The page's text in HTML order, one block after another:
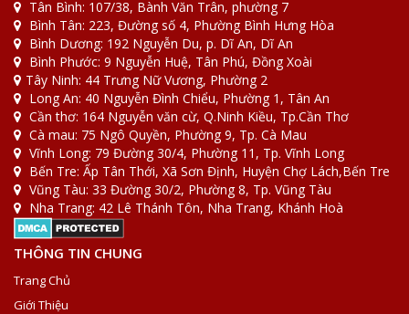
Tân Bình: 107/38, Bành Văn Trân, phường 7
Bình Tân: 223, Đường số 4, Phường Bình Hưng Hòa
Bình Dương: 192 Nguyễn Du, p. Dĩ An, Dĩ An
Bình Phước: 9 Nguyễn Huệ, Tân Phú, Đồng Xoài
Tây Ninh: 44 Trưng Nữ Vương, Phường 2
Long An: 40 Nguyễn Đình Chiểu, Phường 1, Tân An
Cần thơ: 164 Nguyễn văn cừ, Q.Ninh Kiều, Tp.Cần Thơ
Cà mau: 75 Ngô Quyền, Phường 9, Tp. Cà Mau
Vĩnh Long: 79 Đường 30/4, Phường 11, Tp. Vĩnh Long
Bến Tre: Ấp Tân Thới, Xã Sơn Định, Huyện Chợ Lách,Bến Tre
Vũng Tàu: 33 Đường 30/2, Phường 8, Tp. Vũng Tàu
Nha Trang: 42 Lê Thánh Tôn, Nha Trang, Khánh Hoà
THÔNG TIN CHUNG
Trang Chủ
Giới Thiệu